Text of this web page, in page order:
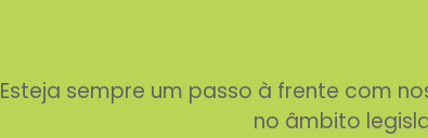
Esteja sempre um passo à frente com
no âmbito